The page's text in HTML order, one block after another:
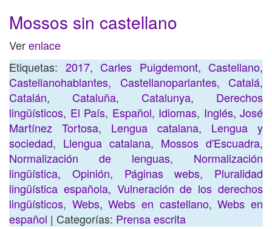
Mossos sin castellano
Verenlace
Etiquetas: 2017, Carles Puigdemont, Castellano,
Castellanohablantes, Castellanoparlantes, Catalá,
Catalán, Cataluña, Catalunya, Derechos
lingüísticos, El País, Español, Idiomas, Inglés, José
Martínez Tortosa, Lengua catalana, Lengua y
sociedad, Llengua catalana, Mossos d'Escuadra,
Normalización de lenguas, Normalización
lingüística, Opinión, Páginas webs, Pluralidad
lingüística española, Vulneración de los derechos
lingüísticos, Webs,Webs en castellano,Webs en
español | Categorías: Prensa escrita